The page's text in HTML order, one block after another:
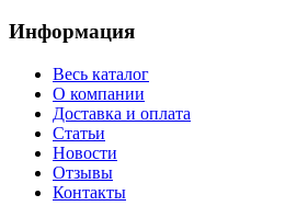
Информация
Весь каталог
О компании
Доставка и оплата
Статьи
Новости
Отзывы
Контакты